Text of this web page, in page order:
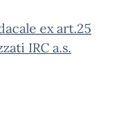
ex art.25
IRC a.s.